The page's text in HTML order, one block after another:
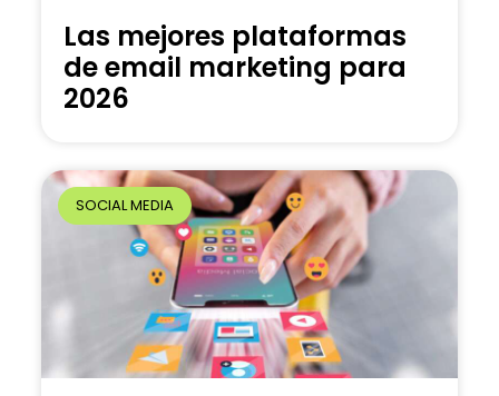
Las mejores plataformas
de email marketing para
2026
SOCIAL MEDIA